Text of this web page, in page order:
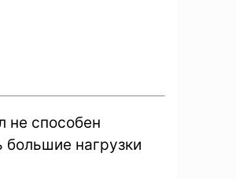
не способен
нагрузки